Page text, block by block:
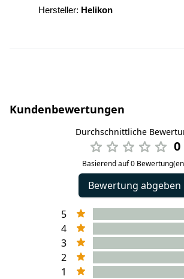
Hersteller: Helikon
Kundenbewertungen
Durchschnittliche
0
Basierend auf 0
Bewertung abgeben
5
4
3
2
1